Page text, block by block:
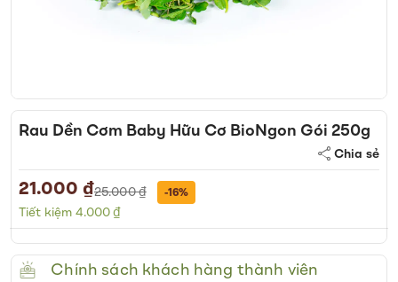
Skip
to
of
the
images
gallery
Rau Dền Cơm Baby Hữu Cơ BioNgon Gói 250g
Chia sẻ
Special
Price
21.000 ₫25.000 ₫ -16%
Tiết kiệm 4.000 ₫
Chính sách khách hàng thành viên